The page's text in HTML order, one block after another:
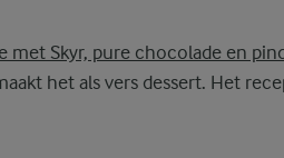
Skyr, pure chocolade en
het als vers dessert. Het